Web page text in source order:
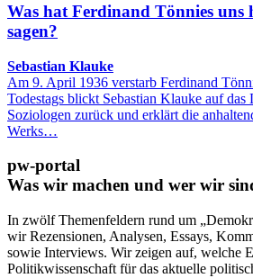
Was hat Ferdinand Tönnies uns
sagen?
Sebastian Klauke
Am 9. April 1936 verstarb Ferdinand
Todestags blickt Sebastian Klauke auf das
Soziologen zurück und erklärt die
Werks…
pw-portal
Was wir machen und wer wir
In zwölf Themenfeldern rund um
wir Rezensionen, Analysen, Essays,
sowie Interviews. Wir zeigen auf, welche
Politikwissenschaft für das aktuelle